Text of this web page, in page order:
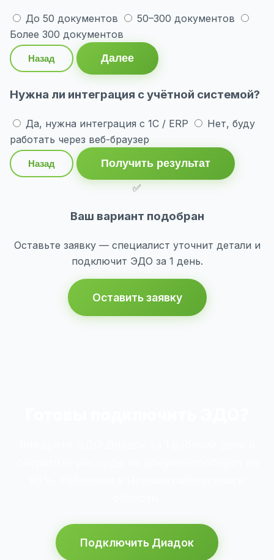
До 50 документов
50–300 документов
Более 300 документов
Назад Далее
Нужна ли интеграция с учётной системой?
Да, нужна интеграция с 1С / ERP
Нет, буду
работать через веб-браузер
Назад
Получить результат
✅
Ваш вариант подобран
Оставьте заявку — специалист уточнит детали и
подключит ЭДО за 1 день.
Оставить заявку
Подключить Диадок